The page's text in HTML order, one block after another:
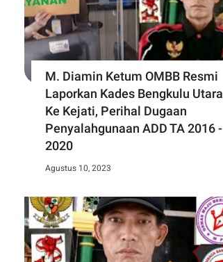
M. Diamin Ketum OMBB Resmi
Laporkan Kades Bengkulu Utara
Ke Kejati, Perihal Dugaan
Penyalahgunaan ADD TA 2016 -
2020
Agustus 10, 2023